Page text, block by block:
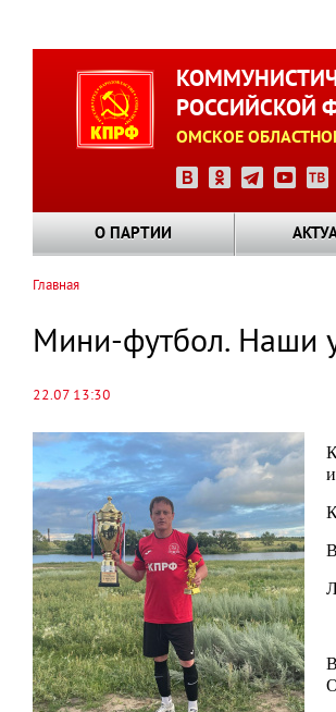
РОССИЙСКОЙ
ОМСКОЕ
О ПАРТИИ
навигации
Главная
Мини-футбол. Наши
22.07 13:30